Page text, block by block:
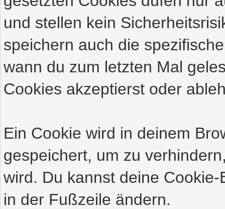
und stellen kein
speichern auch die
wann du zum letzten Mal
Cookies akzeptierst oder
Ein Cookie wird in deinem
gespeichert, um zu
wird. Du kannst deine
in der Fußzeile ändern.